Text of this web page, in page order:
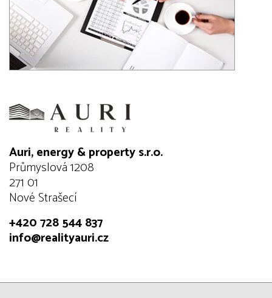
Auri, energy & property s.r.o.
Průmyslová 1208
271 01
Nové Strašecí
+420 728 544 837
info@realityauri.cz